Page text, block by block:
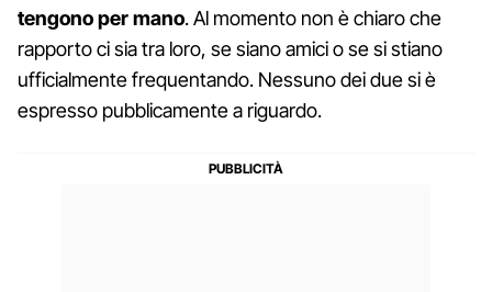
tengono per mano. Al momento non è chiaro che
rapporto ci sia tra loro, se siano amici o se si stiano
ufficialmente frequentando. Nessuno dei due si è
espresso pubblicamente a riguardo.